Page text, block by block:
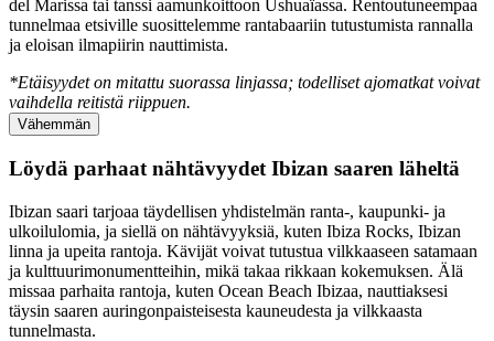
del Marissa tai tanssi aamunkoittoon Ushuaïassa. Rentoutuneempaa
tunnelmaa etsiville suosittelemme rantabaariin tutustumista rannalla
ja eloisan ilmapiirin nauttimista.
*Etäisyydet on mitattu suorassa linjassa; todelliset ajomatkat voivat
vaihdella reitistä riippuen.
Vähemmän
Löydä parhaat nähtävyydet Ibizan saaren läheltä
Ibizan saari tarjoaa täydellisen yhdistelmän ranta-, kaupunki- ja
ulkoilulomia, ja siellä on nähtävyyksiä, kuten Ibiza Rocks, Ibizan
linna ja upeita rantoja. Kävijät voivat tutustua vilkkaaseen satamaan
ja kulttuurimonumentteihin, mikä takaa rikkaan kokemuksen. Älä
missaa parhaita rantoja, kuten Ocean Beach Ibizaa, nauttiaksesi
täysin saaren auringonpaisteisesta kauneudesta ja vilkkaasta
tunnelmasta.